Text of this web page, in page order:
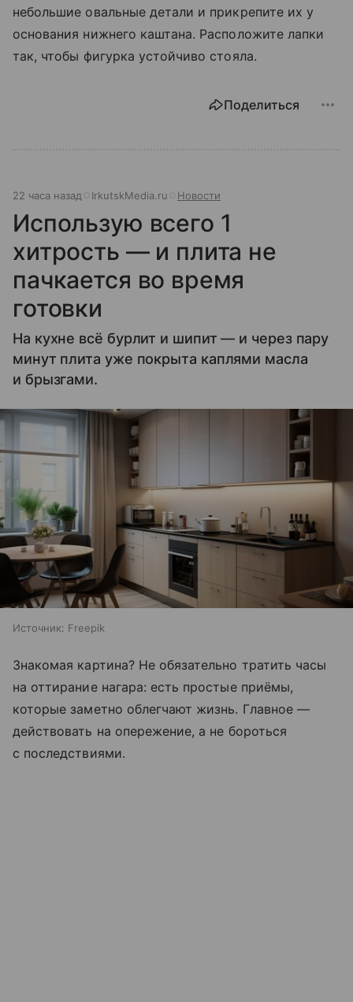
небольшие овальные детали и прикрепите их у
основания нижнего каштана. Расположите лапки
так, чтобы фигурка устойчиво стояла.
Поделиться
22 часа назад IrkutskMedia.ru Новости
Использую всего 1
хитрость — и плита не
пачкается во время
готовки
На кухне всё бурлит и шипит — и через пару
минут плита уже покрыта каплями масла
и брызгами.
Источник: Freepik
Знакомая картина? Не обязательно тратить часы
на оттирание нагара: есть простые приёмы,
которые заметно облегчают жизнь. Главное —
действовать на опережение, а не бороться
с последствиями.